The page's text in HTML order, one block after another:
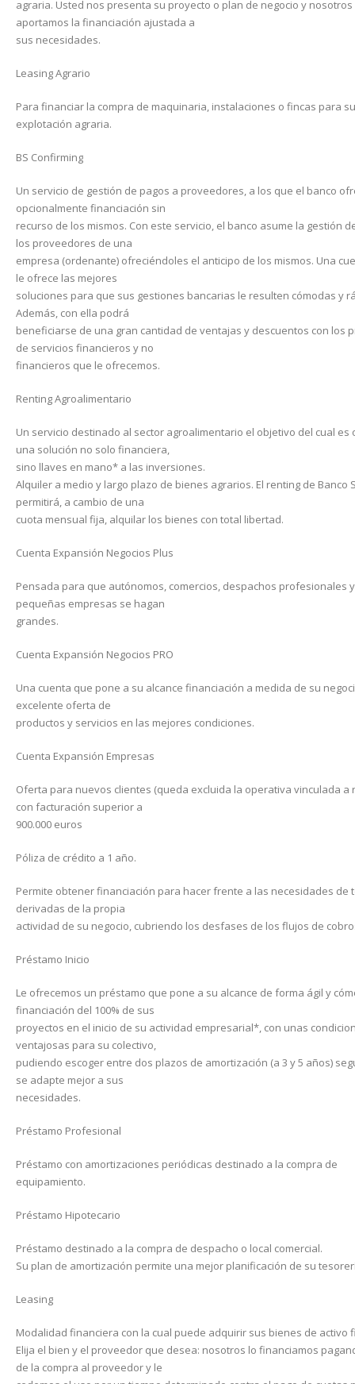
agraria. Usted nos presenta su proyecto o plan de negocio y nosotros
aportamos la financiación ajustada a
sus necesidades.
Leasing Agrario
Para financiar la compra de maquinaria, instalaciones o fincas para su
explotación agraria.
BS Confirming
Un servicio de gestión de pagos a proveedores, a los que el banco
opcionalmente financiación sin
recurso de los mismos. Con este servicio, el banco asume la gestión
los proveedores de una
empresa (ordenante) ofreciéndoles el anticipo de los mismos. Una
le ofrece las mejores
soluciones para que sus gestiones bancarias le resulten cómodas y
Además, con ella podrá
beneficiarse de una gran cantidad de ventajas y descuentos con los
de servicios financieros y no
financieros que le ofrecemos.
Renting Agroalimentario
Un servicio destinado al sector agroalimentario el objetivo del cual es
una solución no solo financiera,
sino llaves en mano* a las inversiones.
Alquiler a medio y largo plazo de bienes agrarios. El renting de Banco
permitirá, a cambio de una
cuota mensual fija, alquilar los bienes con total libertad.
Cuenta Expansión Negocios Plus
Pensada para que autónomos, comercios, despachos profesionales y
pequeñas empresas se hagan
grandes.
Cuenta Expansión Negocios PRO
Una cuenta que pone a su alcance financiación a medida de su
excelente oferta de
productos y servicios en las mejores condiciones.
Cuenta Expansión Empresas
Oferta para nuevos clientes (queda excluida la operativa vinculada a
con facturación superior a
900.000 euros
Póliza de crédito a 1 año.
Permite obtener financiación para hacer frente a las necesidades de
derivadas de la propia
actividad de su negocio, cubriendo los desfases de los flujos de
Préstamo Inicio
Le ofrecemos un préstamo que pone a su alcance de forma ágil y
financiación del 100% de sus
proyectos en el inicio de su actividad empresarial*, con unas
ventajosas para su colectivo,
pudiendo escoger entre dos plazos de amortización (a 3 y 5 años)
se adapte mejor a sus
necesidades.
Préstamo Profesional
Préstamo con amortizaciones periódicas destinado a la compra de
equipamiento.
Préstamo Hipotecario
Préstamo destinado a la compra de despacho o local comercial.
Su plan de amortización permite una mejor planificación de su
Leasing
Modalidad financiera con la cual puede adquirir sus bienes de activo
Elija el bien y el proveedor que desea: nosotros lo financiamos
de la compra al proveedor y le